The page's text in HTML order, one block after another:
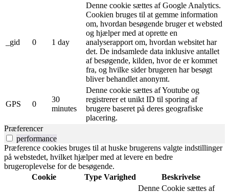
_gid 0 1 day
Denne cookie sættes af Google Analytics.
Cookien bruges til at gemme information
om, hvordan besøgende bruger et websted
og hjælper med at oprette en
analyserapport om, hvordan websitet har
det. De indsamlede data inklusive antallet
af besøgende, kilden, hvor de er kommet
fra, og hvilke sider brugeren har besøgt
bliver behandlet anonymt.
GPS 0
30
minutes
Denne cookie sættes af Youtube og
registrerer et unikt ID til sporing af
brugere baseret på deres geografiske
placering.
Præferencer
performance
Præference cookies bruges til at huske brugerens valgte indstillinger
på webstedet, hvilket hjælper med at levere en bedre
brugeroplevelse for de besøgende.
Cookie
Type Varighed Beskrivelse
Denne Cookie sættes af